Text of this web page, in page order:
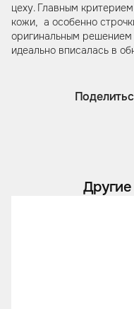
цеху. Главным
кожи, а особенно
оригинальным решением
идеально вписалась в